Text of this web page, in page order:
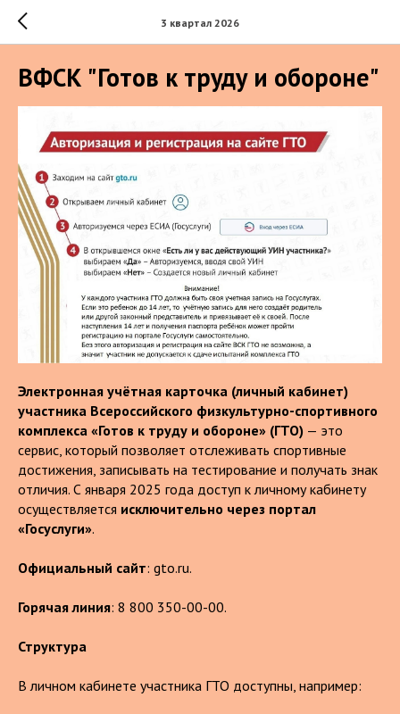
3 квартал 2026
ВФСК "Готов к труду и обороне"
Электронная учётная карточка (личный кабинет)
участника Всероссийского физкультурно-спортивного
комплекса «Готов к труду и обороне» (ГТО) — это
сервис, который позволяет отслеживать спортивные
достижения, записывать на тестирование и получать знак
отличия. С января 2025 года доступ к личному кабинету
осуществляется исключительно через портал
«Госуслуги».
Официальный сайт: gto.ru.
Горячая линия: 8 800 350-00-00.
Структура
В личном кабинете участника ГТО доступны, например: